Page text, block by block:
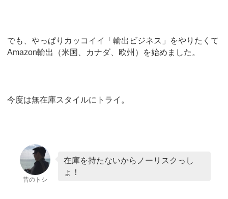
でも、やっぱりカッコイイ「輸出ビジネス」をやりたくて
Amazon輸出（米国、カナダ、欧州）を始めました。
今度は無在庫スタイルにトライ。
昔のトシ
在庫を持たないからノーリスクっし
ょ！